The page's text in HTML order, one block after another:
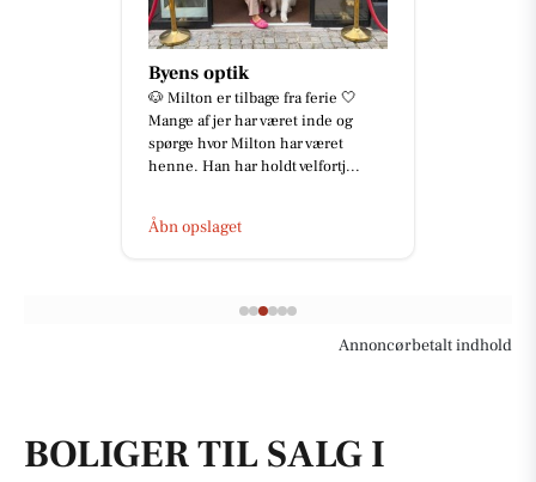
Byens optik
🐶 Milton er tilbage fra ferie 🤍
Mange af jer har været inde og
spørge hvor Milton har været
henne. Han har holdt velfortj...
Åbn opslaget
Annoncørbetalt indhold
BOLIGER TIL SALG I